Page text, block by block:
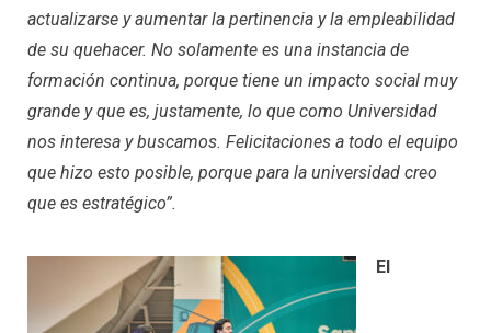
actualizarse y aumentar la pertinencia y la empleabilidad
de su quehacer. No solamente es una instancia de
formación continua, porque tiene un impacto social muy
grande y que es, justamente, lo que como Universidad
nos interesa y buscamos. Felicitaciones a todo el equipo
que hizo esto posible, porque para la universidad creo
que es estratégico”.
El